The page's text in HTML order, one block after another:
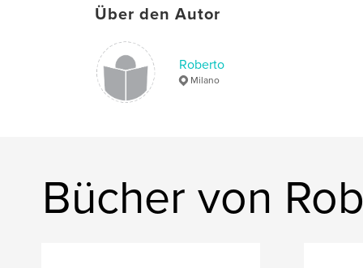
Über den Autor
Roberto
Milano
Bücher von